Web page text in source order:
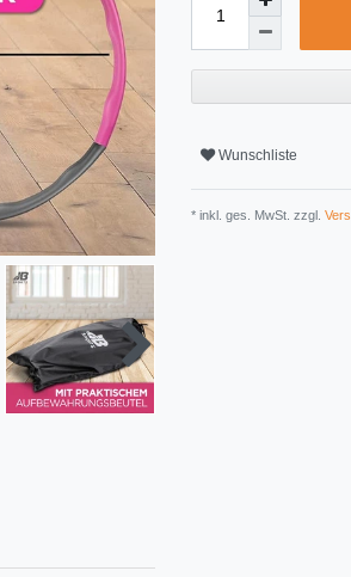
Wunschliste
* inkl. ges. MwSt. zzgl.